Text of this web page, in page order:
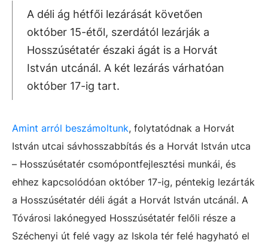
A déli ág hétfői lezárását követően
október 15-étől, szerdától lezárják a
Hosszúsétatér északi ágát is a Horvát
István utcánál. A két lezárás várhatóan
október 17-ig tart.
Amint arról beszámoltunk, folytatódnak a Horvát
István utcai sávhosszabbítás és a Horvát István utca
– Hosszúsétatér csomópontfejlesztési munkái, és
ehhez kapcsolódóan október 17-ig, péntekig lezárták
a Hosszúsétatér déli ágát a Horvát István utcánál. A
Tóvárosi lakónegyed Hosszúsétatér felőli része a
Széchenyi út felé vagy az Iskola tér felé hagyható el